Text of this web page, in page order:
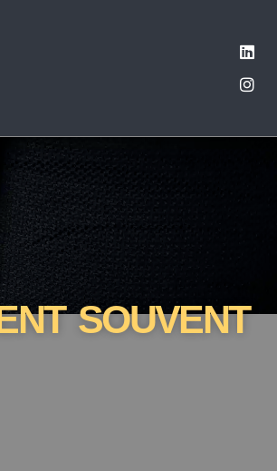
SOUVENT